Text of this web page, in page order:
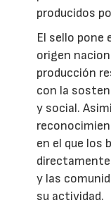
producidos
El sello pone
origen
producción
con la
y social.
en el que los
y las
su actividad.